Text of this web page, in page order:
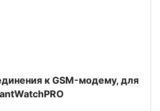
к GSM-модему, для